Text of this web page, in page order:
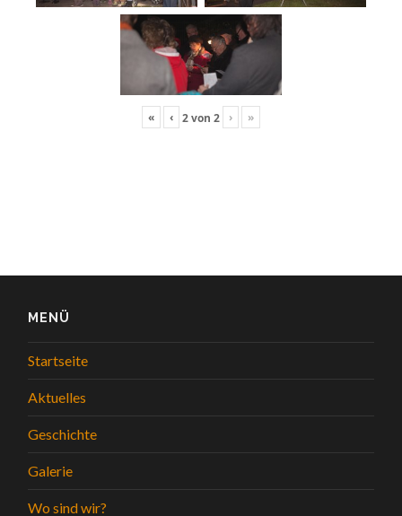
« ‹ 2von 2 › »
MENÜ
Startseite
Aktuelles
Geschichte
Galerie
Wo sind wir?